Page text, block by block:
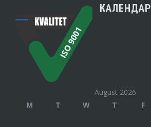
КАЛЕНДАР
August 2026
M
T W T F